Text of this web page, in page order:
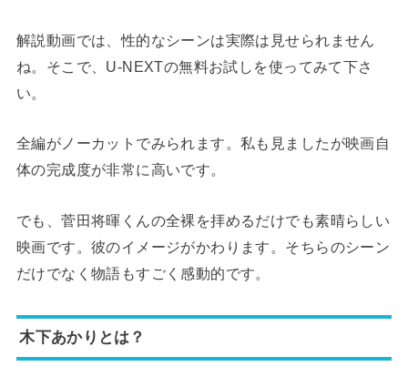
解説動画では、性的なシーンは実際は見せられません
ね。そこで、U-NEXTの無料お試しを使ってみて下さ
い。
全編がノーカットでみられます。私も見ましたが映画自
体の完成度が非常に高いです。
でも、菅田将暉くんの全裸を拝めるだけでも素晴らしい
映画です。彼のイメージがかわります。そちらのシーン
だけでなく物語もすごく感動的です。
木下あかりとは？